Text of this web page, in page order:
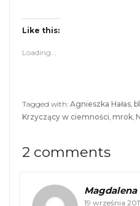
Like this:
Loading...
Tagged with: Agnieszka Hałas,
Krzyczący w ciemności, mrok,
2 comments
Magdalena
19 września